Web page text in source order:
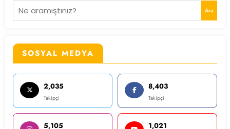
Ara
SOSYAL MEDYA
2,035
Takipçi
8,403
Takipçi
5,105 1,021